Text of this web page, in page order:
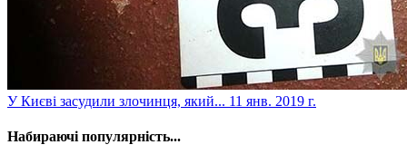
​У Києві засудили злочинця, який... 11 янв. 2019 г.
Набираючі популярність...